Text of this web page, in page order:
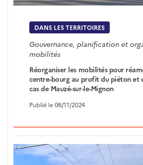
DANS LES TERRITOIRES
Gouvernance, planification et
mobilités
Réorganiser les mobilités pour
centre-bourg au profit du piéton et
cas de Mauzé-sur-le-Mignon
Publié le 06/11/2024